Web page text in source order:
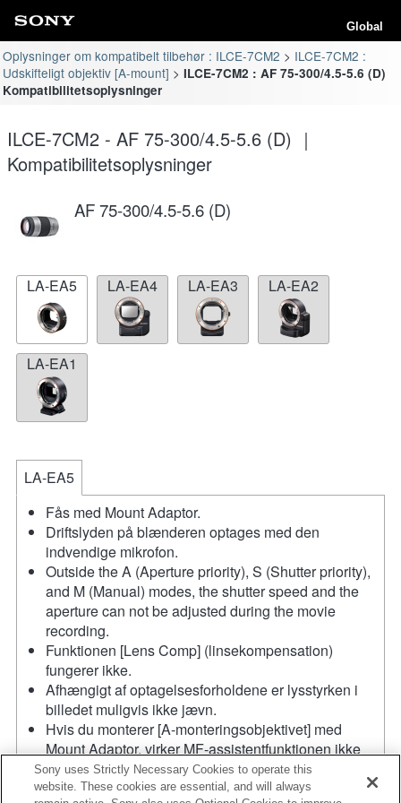
Global
Oplysninger om kompatibelt tilbehør : ILCE-7CM2
ILCE-7CM2 :
Udskifteligt objektiv [A-mount]
ILCE-7CM2 : AF 75-300/4.5-5.6 (D)
Kompatibilitetsoplysninger
ILCE-7CM2 - AF 75-300/4.5-5.6 (D) ｜
Kompatibilitetsoplysninger
AF 75-300/4.5-5.6 (D)
LA-EA5 LA-EA4 LA-EA3 LA-EA2
LA-EA1
LA-EA5
Fås med Mount Adaptor.
Driftslyden på blænderen optages med den
indvendige mikrofon.
Outside the A (Aperture priority), S (Shutter priority),
and M (Manual) modes, the shutter speed and the
aperture can not be adjusted during the movie
recording.
Funktionen [Lens Comp] (linsekompensation)
fungerer ikke.
Afhængigt af optagelsesforholdene er lysstyrken i
billedet muligvis ikke jævn.
Hvis du monterer [A-monteringsobjektivet] med
Mount Adaptor, virker MF-assistentfunktionen ikke
automatisk, når du drejer fokusringen. Du kan
forstørre billedet ved at vælge funktionen [Focus
Sony uses Strictly Necessary Cookies to operate this
website. These cookies are essential, and will always